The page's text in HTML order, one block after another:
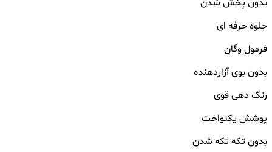
بدون پخش شدن
جلوه حرفه ای
فرمول وگان
بدون بوی آزاردهنده
رنگ دهی قوی
پوشش یکنواخت
بدون تکه تکه شدن